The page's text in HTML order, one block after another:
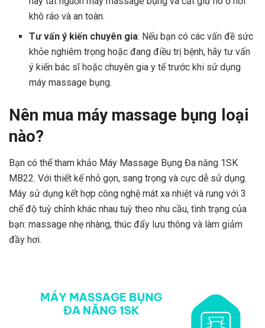
khô ráo và an toàn.
Tư vấn ý kiến chuyên gia: Nếu bạn có các vấn đề sức
khỏe nghiêm trọng hoặc đang điều trị bệnh, hãy tư vấn
ý kiến bác sĩ hoặc chuyên gia y tế trước khi sử dụng
máy massage bụng.
Nên mua máy massage bụng loại
nào?
Bạn có thể tham khảo Máy Massage Bụng Đa năng 1SK
MB22. Với thiết kế nhỏ gọn, sang trọng và cực dễ sử dụng.
Máy sử dụng kết hợp công nghệ mát xa nhiệt và rung với 3
chế độ tuỳ chỉnh khác nhau tuỳ theo nhu cầu, tình trạng của
bạn: massage nhẹ nhàng, thúc đẩy lưu thông và làm giảm
đầy hơi.